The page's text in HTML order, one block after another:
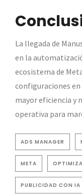
La llegada de
en la
ecosistema de
configuraciones
mayor eficiencia y
operativa para
ADS MANAGER
META
PUBLICIDAD CON IA